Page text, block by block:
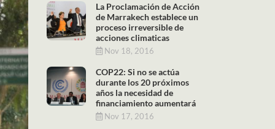
La Proclamación de Acción
de Marrakech establece un
proceso irreversible de
acciones climaticas
Nov 18, 2016
COP22: Si no se actúa
durante los 20 próximos
años la necesidad de
financiamiento aumentará
Nov 17, 2016